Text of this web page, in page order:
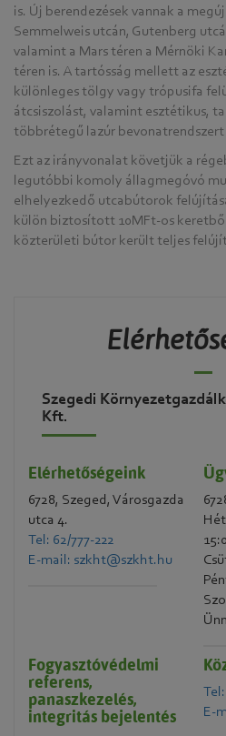
is. Új berendezések vannak a
Semmelweis utcán, Gutenberg
valamint a Mars téren a Mérnöki
téren is. A tartósság mellett az
különleges tölgy vagy trópusifa
átcsiszolást, valamint esztétikus,
többrétegű lazúr bevonatrendszert
Ezt az irányvonalat követjük a
legutóbbi komoly állagmegóvó
elhelyezkedő utcabútorok
külön biztosított 10MFt-os
közterületi bútor került teljes
Szegedi
Kft.
Elérhetőségeink
6728, Szeged, Városgazda
utca 4.
Tel: 62/777-222
E-mail: szkht@szkht.hu
Fogyasztóvédelmi
referens,
panaszkezelés,
integritás bejelentés
E-